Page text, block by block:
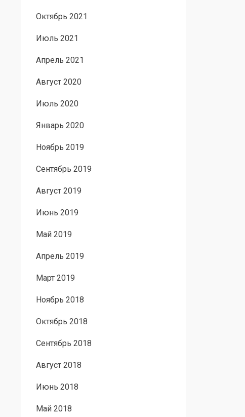
Октябрь 2021
Июль 2021
Апрель 2021
Август 2020
Июль 2020
Январь 2020
Ноябрь 2019
Сентябрь 2019
Август 2019
Июнь 2019
Май 2019
Апрель 2019
Март 2019
Ноябрь 2018
Октябрь 2018
Сентябрь 2018
Август 2018
Июнь 2018
Май 2018